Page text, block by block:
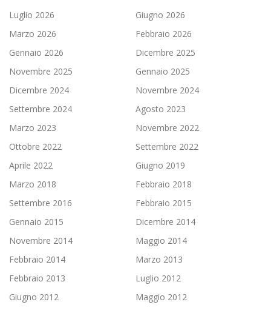
Luglio 2026
Giugno 2026
Marzo 2026
Febbraio 2026
Gennaio 2026
Dicembre 2025
Novembre 2025
Gennaio 2025
Dicembre 2024
Novembre 2024
Settembre 2024
Agosto 2023
Marzo 2023
Novembre 2022
Ottobre 2022
Settembre 2022
Aprile 2022
Giugno 2019
Marzo 2018
Febbraio 2018
Settembre 2016
Febbraio 2015
Gennaio 2015
Dicembre 2014
Novembre 2014
Maggio 2014
Febbraio 2014
Marzo 2013
Febbraio 2013
Luglio 2012
Giugno 2012
Maggio 2012